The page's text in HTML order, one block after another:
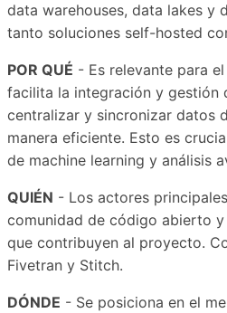
data warehouses, data lakes y
tanto soluciones self-hosted
POR QUÉ - Es relevante para
facilita la integración y gestión
centralizar y sincronizar datos
manera eficiente. Esto es
de machine learning y análisis
QUIÉN - Los actores
comunidad de código abierto
que contribuyen al proyecto.
Fivetran y Stitch.
DÓNDE - Se posiciona en el